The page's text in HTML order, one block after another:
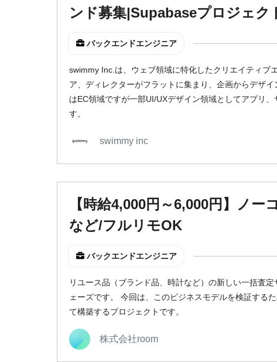
ンド募集|Supabaseプロジェク
バックエンドエンジニア
swimmy Inc.は、ウェブ領域に特化したクリエイティブ
ア、ディレクターがフラットに集まり、企画からデザ
はEC領域ですが一部UI/UXデザイン領域としてアプリ
す。
swimmy inc
【時給4,000円～6,000円】ノ
など/フルリモOK
バックエンドエンジニア
リユース品（ブランド品、時計など）の新しい一括査
ェーズです。 今回は、このビジネスモデルを検証する
て構築するプロジェクトです。
株式会社room